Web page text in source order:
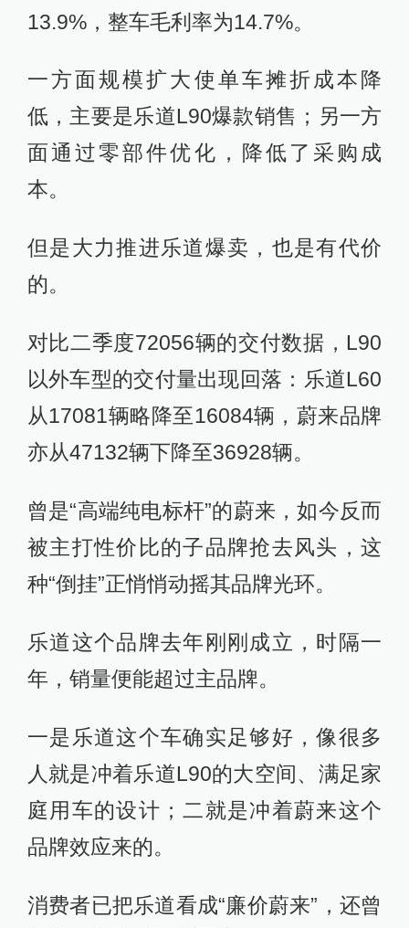
13.9%，整车毛利率为14.7%。
一方面规模扩大使单车摊折成本降
低，主要是乐道L90爆款销售；另一方
面通过零部件优化，降低了采购成
本。
但是大力推进乐道爆卖，也是有代价
的。
对比二季度72056辆的交付数据，L90
以外车型的交付量出现回落：乐道L60
从17081辆略降至16084辆，蔚来品牌
亦从47132辆下降至36928辆。
曾是“高端纯电标杆”的蔚来，如今反而
被主打性价比的子品牌抢去风头，这
种“倒挂”正悄悄动摇其品牌光环。
乐道这个品牌去年刚刚成立，时隔一
年，销量便能超过主品牌。
一是乐道这个车确实足够好，像很多
人就是冲着乐道L90的大空间、满足家
庭用车的设计；二就是冲着蔚来这个
品牌效应来的。
消费者已把乐道看成“廉价蔚来”，还曾